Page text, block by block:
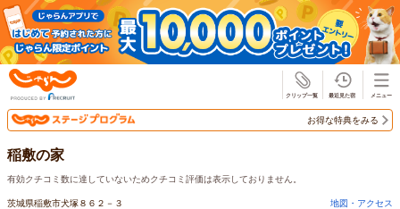
お得な特典をみる
稲敷の家
有効クチコミ数に達していないためクチコミ評価は表示しておりません。
茨城県稲敷市犬塚８６２－３ 地図・アクセス